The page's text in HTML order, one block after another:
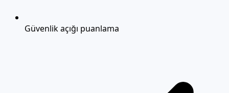
Güvenlik açığı puanlama